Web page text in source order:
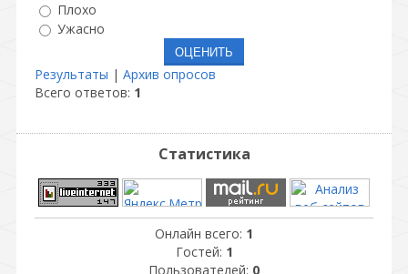
Плохо
Ужасно
Результаты | Архив опросов
Всего ответов: 1
Статистика
Онлайн всего: 1
Гостей: 1
Пользователей: 0